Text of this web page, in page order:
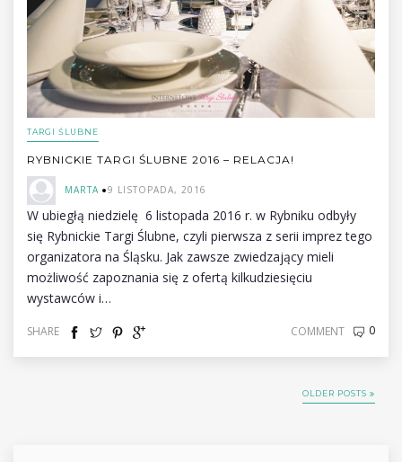
TARGI ŚLUBNE
RYBNICKIE TARGI ŚLUBNE 2016 – RELACJA!
MARTA 9 LISTOPADA, 2016
W ubiegłą niedzielę 6 listopada 2016 r. w Rybniku odbyły
się Rybnickie Targi Ślubne, czyli pierwsza z serii imprez tego
organizatora na Śląsku. Jak zawsze zwiedzający mieli
możliwość zapoznania się z ofertą kilkudziesięciu
wystawców i…
SHARE COMMENT 0
OLDER POSTS